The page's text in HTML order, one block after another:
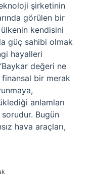
şirketinin
görülen bir
kendisini
güç sahibi olmak
hayalleri
değeri ne
finansal bir merak
anlamları
Bugün
hava araçları,